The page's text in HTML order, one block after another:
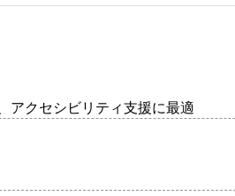
アクセシビリティ支援に最適